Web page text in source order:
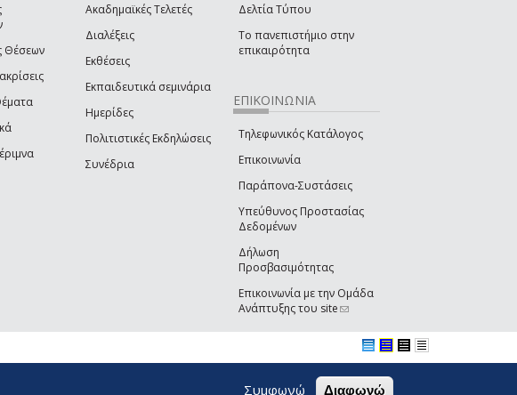
Θέσεων
Ακαδημαϊκές Τελετές
Διαλέξεις
Εκθέσεις
Εκπαιδευτικά σεμινάρια
Ημερίδες
Πολιτιστικές Εκδηλώσεις
Συνέδρια
Δελτία Τύπου
Το πανεπιστήμιο στην
επικαιρότητα
ΕΠΙΚΟΙΝΩΝΙΑ
Τηλεφωνικός Κατάλογος
Επικοινωνία
Παράπονα-Συστάσεις
Υπεύθυνος Προστασίας
Δεδομένων
Δήλωση
Προσβασιμότητας
Επικοινωνία με την Ομάδα
Ανάπτυξης του site(link sends e-mail)
Συμφωνώ Διαφωνώ